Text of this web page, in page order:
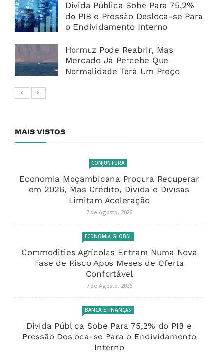
Dívida Pública Sobe Para 75,2%
do PIB e Pressão Desloca-se Para
o Endividamento Interno
Hormuz Pode Reabrir, Mas
Mercado Já Percebe Que
Normalidade Terá Um Preço
MAIS VISTOS
CONJUNTURA
Economia Moçambicana Procura Recuperar
em 2026, Mas Crédito, Dívida e Divisas
Limitam Aceleração
7 de Agosto, 2026
ECONOMIA GLOBAL
Commodities Agrícolas Entram Numa Nova
Fase de Risco Após Meses de Oferta
Confortável
7 de Agosto, 2026
BANCA E FINANÇAS
Dívida Pública Sobe Para 75,2% do PIB e
Pressão Desloca-se Para o Endividamento
Interno